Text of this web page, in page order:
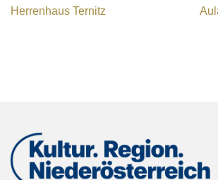
Herrenhaus Ternitz